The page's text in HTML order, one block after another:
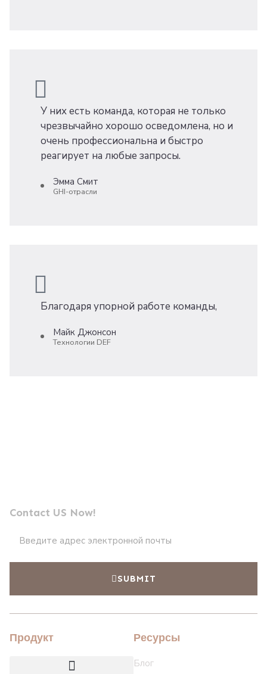
У них есть команда, которая не только
чрезвычайно хорошо осведомлена, но и
очень профессиональна и быстро
реагирует на любые запросы.
Эмма Смит
GHI-отрасли
Благодаря упорной работе команды,
Майк Джонсон
Технологии DEF
Contact US Now!
SUBMIT
Продукт Ресурсы
Блог